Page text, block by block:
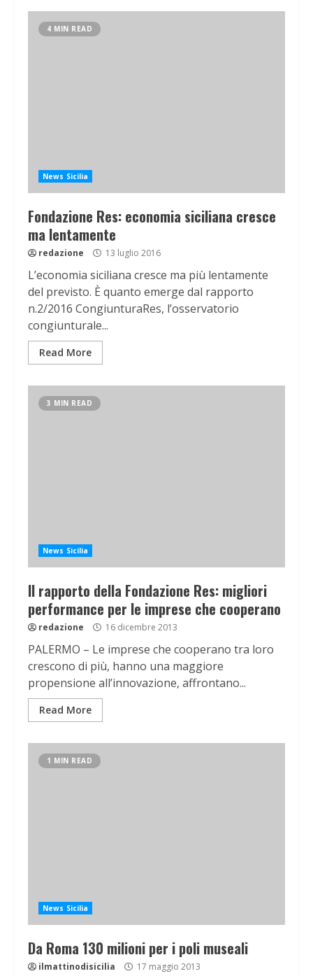
4 MIN READ
News Sicilia
Fondazione Res: economia siciliana cresce
ma lentamente
redazione 13 luglio 2016
L’economia siciliana cresce ma più lentamente
del previsto. È quanto emerge dal rapporto
n.2/2016 CongiunturaRes, l’osservatorio
congiunturale...
Read More
3 MIN READ
News Sicilia
Il rapporto della Fondazione Res: migliori
performance per le imprese che cooperano
redazione 16 dicembre 2013
PALERMO – Le imprese che cooperano tra loro
crescono di più, hanno una maggiore
propensione all’innovazione, affrontano...
Read More
1 MIN READ
News Sicilia
Da Roma 130 milioni per i poli museali
ilmattinodisicilia 17 maggio 2013